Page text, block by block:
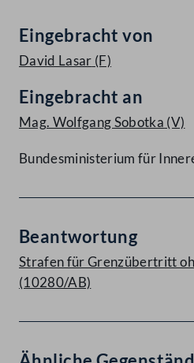
Eingebracht von
David Lasar (F)
Eingebracht an
Mag. Wolfgang Sobotka (V)
Bundesministerium für
Beantwortung
Strafen für Grenzübertritt
(10280/AB)